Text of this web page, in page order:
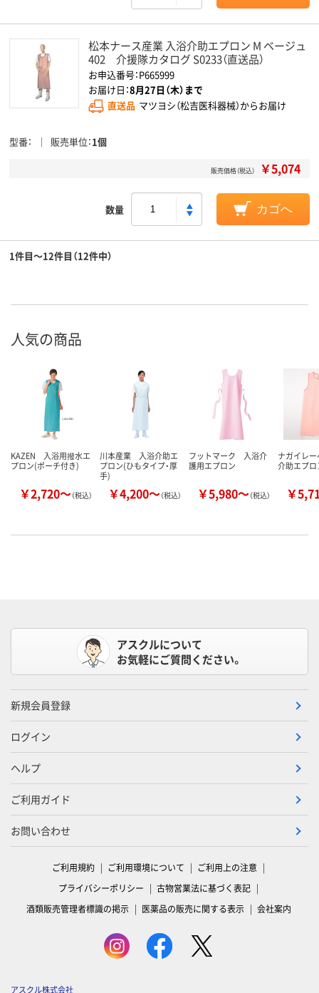
松本ナース産業 入浴介助エプロン M ベージュ
402 介援隊カタログ S0233（直送品）
お申込番号：P665999
お届け日：8月27日（木）まで
直送品 マツヨシ（松吉医科器械）からお届け
型番 販売単位 1個
販売価格（税込） ￥5,074
数量 カゴへ
1件目～12件目（12件中）
人気の商品
KAZEN 入浴用撥水エ
プロン(ポーチ付き)
￥2,720～（税込）
川本産業 入浴介助エ
プロン(ひもタイプ・厚
手)
￥4,200～（税込）
フットマーク 入浴介
護用エプロン
￥5,980～（税込）
ナガイレ
介助エプロ
￥
アスクルについて
お気軽にご質問ください。
新規会員登録
ログイン
ヘルプ
ご利用ガイド
お問い合わせ
ご利用規約 ご利用環境について
ご利用上の注意
プライバシーポリシー
古物営業法に基づく表記
酒類販売管理者標識の掲示
医薬品の販売に関する表示 会社案内
アスクル株式会社